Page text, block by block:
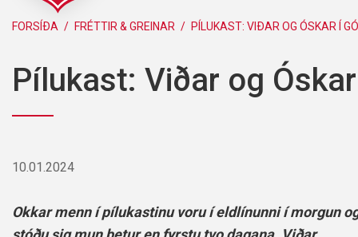
Handbolti
Knattspyrna
Pollamót Samskipa
FORSÍÐA / FRÉTTIR & GREINAR / PÍLUKAST: VIÐAR OG ÓSKAR Í
Pílukast: Viðar og
10.01.2024
Okkar menn í pílukastinu voru í eldlínunni í morgun